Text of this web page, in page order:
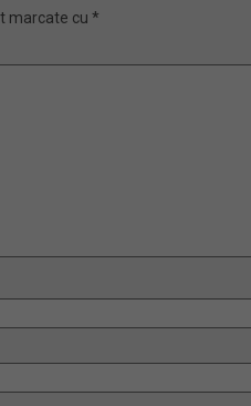
marcate cu *